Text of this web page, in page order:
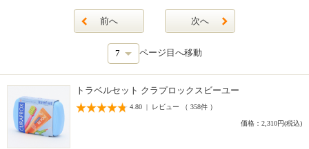
前へ 次へ
ページ目へ移動
トラベルセット クラプロックスビーユー
4.80 | レビュー （ 358件 ）
価格：2,310円(税込)